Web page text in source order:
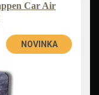
Car Air
NOVINKA